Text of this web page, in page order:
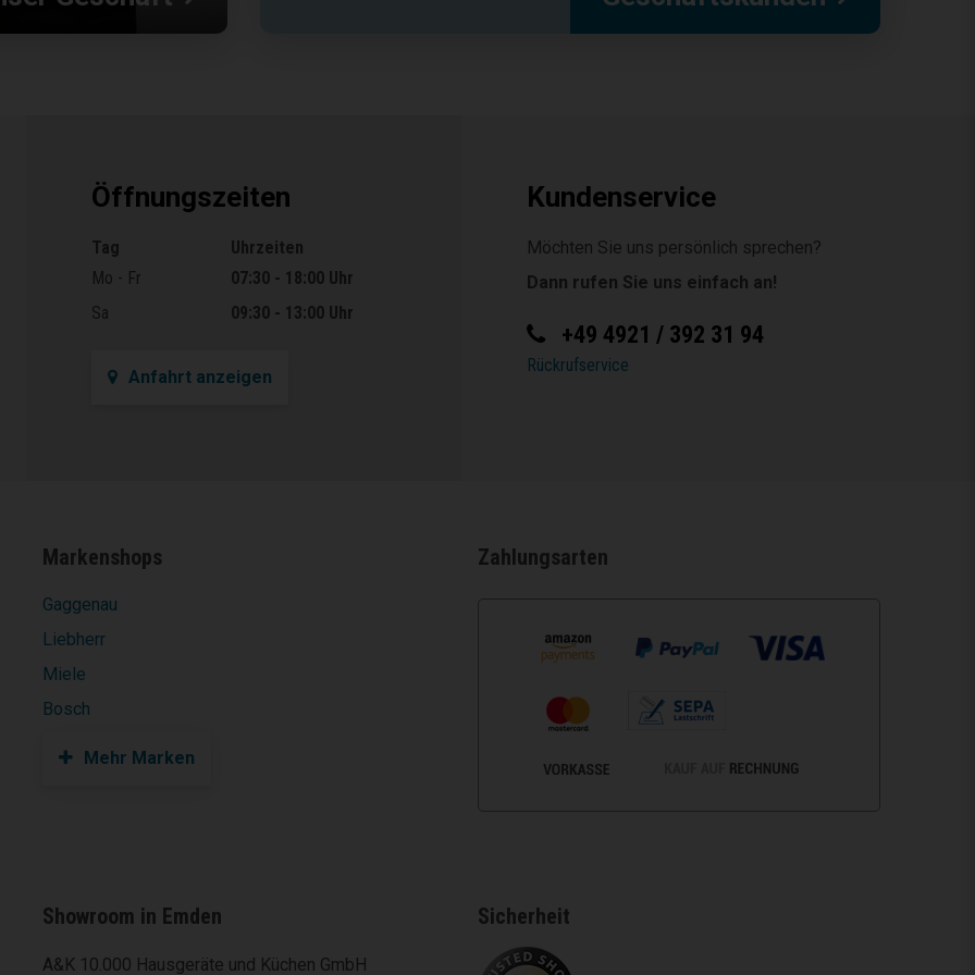
Öffnungszeiten
Öffnungszeiten
Tag
Uhrzeiten
Mo - Fr
07:30 - 18:00 Uhr
Sa
09:30 - 13:00 Uhr
Anfahrt anzeigen
Kundenservice
Möchten Sie uns persönlich sprechen?
Dann rufen Sie uns einfach an!
+49 4921 / 392 31 94
Rückrufservice
Markenshops
Gaggenau
Liebherr
Miele
Bosch
Mehr Marken
Zahlungsarten
Showroom in Emden
A&K 10.000 Hausgeräte und Küchen GmbH
Sicherheit